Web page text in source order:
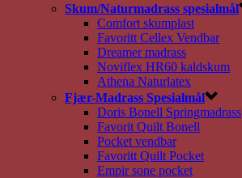
Skum/Naturmadrass spesialmål
Comfort skumplast
Favoritt Cellex Vendbar
Dreamer madrass
Noviflex HR60 kaldskum
Athena Naturlatex
Fjær-Madrass Spesialmål
Doris Bonell Springmadrass
Favorit Quilt Bonell
Pocket vendbar
Favoritt Quilt Pocket
Empir sone pocket